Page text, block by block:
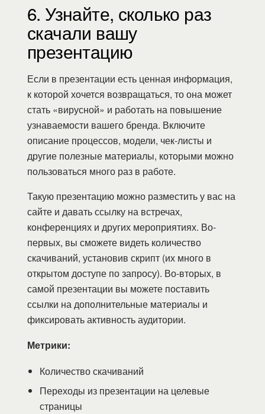
6. Узнайте, сколько раз
скачали вашу
презентацию
Если в презентации есть ценная информация,
к которой хочется возвращаться, то она может
стать «вирусной» и работать на повышение
узнаваемости вашего бренда. Включите
описание процессов, модели, чек-листы и
другие полезные материалы, которыми можно
пользоваться много раз в работе.
Такую презентацию можно разместить у вас на
сайте и давать ссылку на встречах,
конференциях и других мероприятиях. Во-
первых, вы сможете видеть количество
скачиваний, установив скрипт (их много в
открытом доступе по запросу). Во-вторых, в
самой презентации вы можете поставить
ссылки на дополнительные материалы и
фиксировать активность аудитории.
Метрики:
Количество скачиваний
Переходы из презентации на целевые
страницы